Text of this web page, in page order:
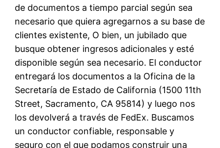
de documentos a tiempo parcial según sea
necesario que quiera agregarnos a su base de
clientes existente, O bien, un jubilado que
busque obtener ingresos adicionales y esté
disponible según sea necesario. El conductor
entregará los documentos a la Oficina de la
Secretaría de Estado de California (1500 11th
Street, Sacramento, CA 95814) y luego nos
los devolverá a través de FedEx. Buscamos
un conductor confiable, responsable y
seguro con el que podamos construir una